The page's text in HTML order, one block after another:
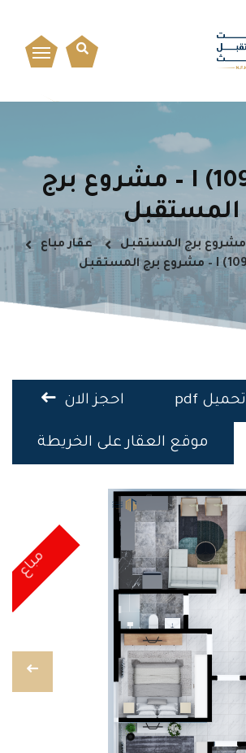
شقة I (109) – مشروع برج
المستقبل
مشروع برج المستقبل
عقار مباع
احجز الان تحميل pdf
موقع العقار على الخريطة
مباع